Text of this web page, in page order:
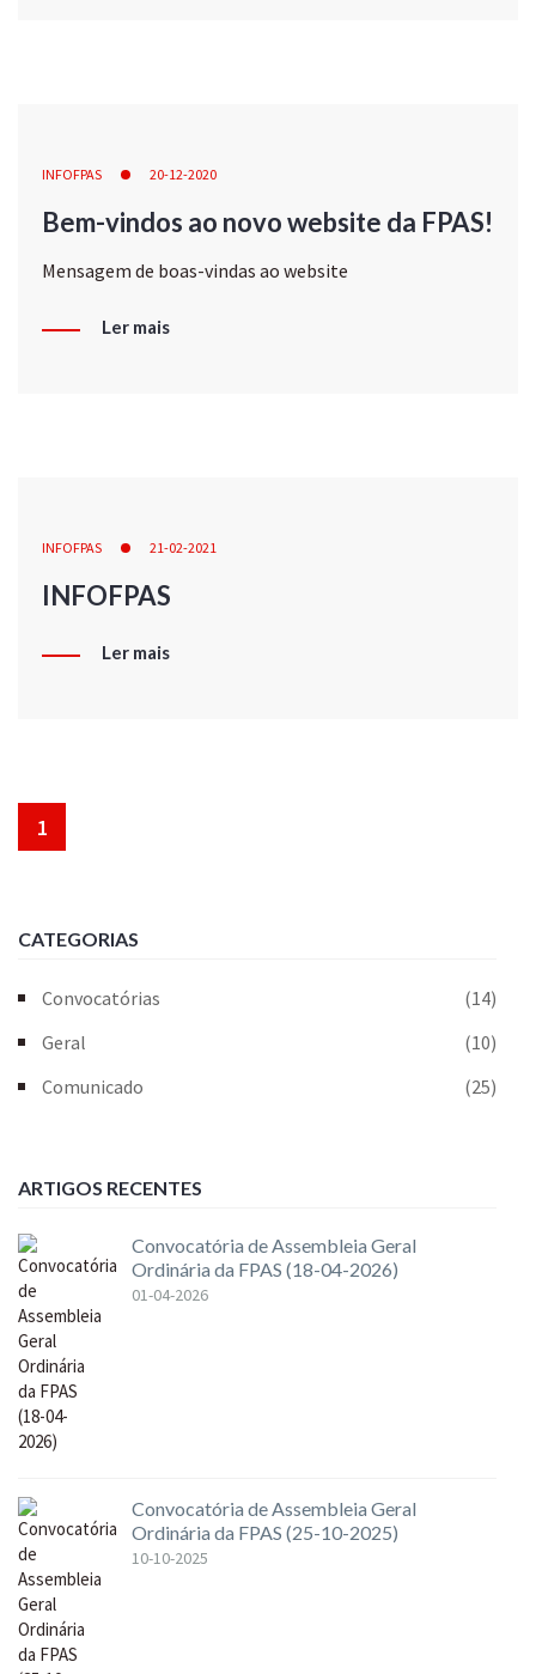
INFOFPAS 20-12-2020
Bem-vindos ao novo website da FPAS!
Mensagem de boas-vindas ao website
Ler mais
INFOFPAS 21-02-2021
INFOFPAS
Ler mais
1
CATEGORIAS
Convocatórias
(14)
Geral
(10)
Comunicado
(25)
ARTIGOS RECENTES
Convocatória de Assembleia Geral
Ordinária da FPAS (18-04-2026)
01-04-2026
Convocatória de Assembleia Geral
Ordinária da FPAS (25-10-2025)
10-10-2025